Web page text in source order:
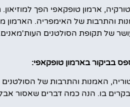
ארמון טופקאפי הפך
והתרבות של האימפריה. הארמון
של תקופת הסולטנים
בביקור בארמון טופקאפי:
האמנות והתרבות של
בו. הנה כמה דברים שאסור